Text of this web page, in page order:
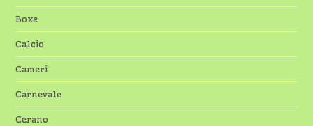
Boxe
Calcio
Cameri
Carnevale
Cerano